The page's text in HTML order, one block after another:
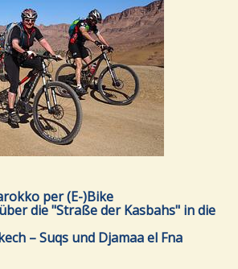
per (E-)Bike
die "Straße der Kasbahs" in die
– Suqs und Djamaa el Fna